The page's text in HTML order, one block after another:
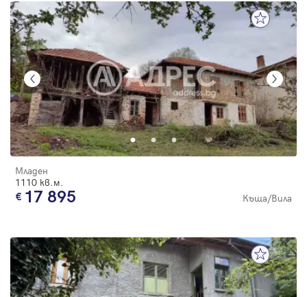
Младен
1110 кв.м.
17 895 Къща/Вила